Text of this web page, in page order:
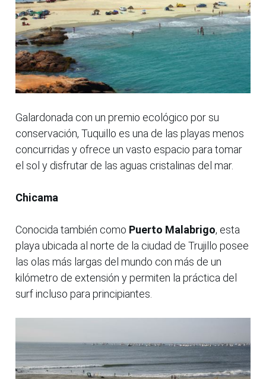
Galardonada con un premio ecológico por su
conservación, Tuquillo es una de las playas menos
concurridas y ofrece un vasto espacio para tomar
el sol y disfrutar de las aguas cristalinas del mar.
Chicama
Conocida también como Puerto Malabrigo, esta
playa ubicada al norte de la ciudad de Trujillo posee
las olas más largas del mundo con más de un
kilómetro de extensión y permiten la práctica del
surf incluso para principiantes.